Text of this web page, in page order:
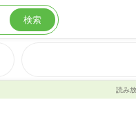
検索
読み